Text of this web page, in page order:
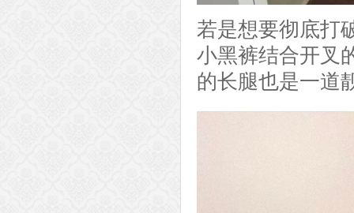
若是想要彻底打
小黑裤结合开叉
的长腿也是一道